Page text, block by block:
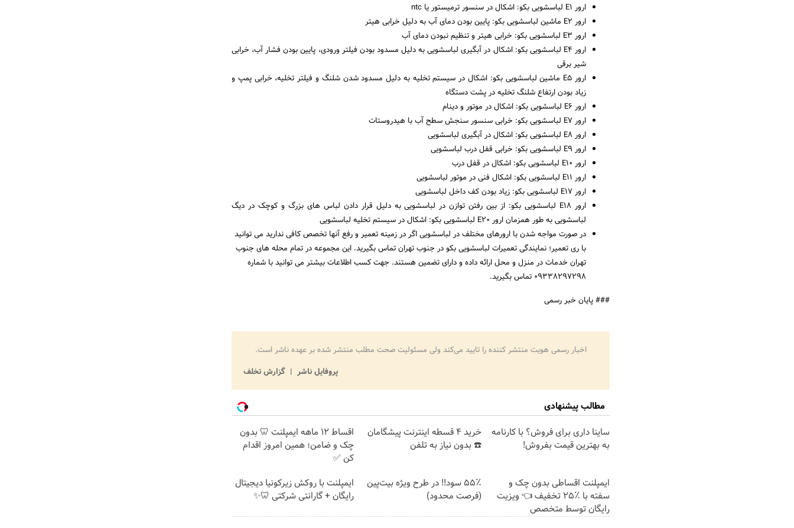
ارور E1 لباسشویی بکو: اشکال در سنسور ترمیستور یا ntc
ارور E2 ماشین لباسشویی بکو: پایین بودن دمای آب به دلیل خرابی هیتر
ارور E3 لباسشویی بکو: خرابی هیتر و تنظیم نبودن دمای آب
ارور E4 لباسشویی بکو: اشکال در آبگیری لباسشویی به دلیل مسدود بودن فیلتر ورودی، پایین بودن فشار آب، خرابی
شیر برقی
ارور E5 ماشین لباسشویی بکو: اشکال در سیستم تخلیه به دلیل مسدود شدن شلنگ و فیلتر تخلیه، خرابی پمپ و
زیاد بودن ارتفاع شلنگ تخلیه در پشت دستگاه
ارور E6 لباسشویی بکو: اشکال در موتور و دینام
ارور E7 لباسشویی بکو: خرابی سنسور سنجش سطح آب با هیدروستات
ارور E8 لباسشویی بکو: اشکال در آبگیری لباسشویی
ارور E9 لباسشویی بکو: خرابی قفل درب لباسشویی
ارور E10 لباسشویی بکو: اشکال در قفل درب
ارور E11 لباسشویی بکو: اشکال فنی در موتور لباسشویی
ارور E17 لباسشویی بکو: زیاد بودن کف داخل لباسشویی
ارور E18 لباسشویی بکو: از بین رفتن توازن در لباسشویی به دلیل قرار دادن لباس های بزرگ و کوچک در دیگ
لباسشویی به طور همزمان ارور E20 لباسشویی بکو: اشکال در سیستم تخلیه لباسشویی
در صورت مواجه شدن با ارورهای مختلف در لباسشویی اگر در زمینه تعمیر و رفع آنها تخصص کافی ندارید می توانید
با ری تعمیر؛ نمایندگی تعمیرات لباسشویی بکو در جنوب تهران تماس بگیرید. این مجموعه در تمام محله های جنوب
تهران خدمات در منزل و محل ارائه داده و دارای تضمین هستند. جهت کسب اطلاعات بیشتر می توانید با شماره
۰۹۳۳۸۲۹۷۲۹۸ تماس بگیرید.
### پایان خبر رسمی
اخبار رسمی هویت منتشر کننده را تایید می‌کند ولی مسئولیت صحت مطلب منتشر شده بر عهده ناشر است.
پروفایل ناشر
گزارش تخلف
مطالب پیشنهادی
ساینا داری برای فروش؟ با کارنامه
به بهترین قیمت بفروش!
خرید 4 قسطه اینترنت پیشگامان
☎️ بدون نیاز به تلفن
اقساط ۱۲ ماهه ایمپلنت 🦷 بدون
چک و ضامن؛ همین امروز اقدام
کن ✅
ایمپلنت اقساطی بدون چک و
سفته با ٪۲۵ تخفیف 👈 ویزیت
رایگان توسط متخصص
۵۵٪ سود!! در طرح ویژه بیت‌پین
(فرصت محدود)
ایمپلنت با روکش زیرکونیا دیجیتال
رایگان + گارانتی شرکتی 🦷✨